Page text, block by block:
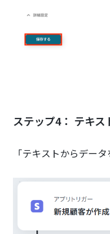
ステップ4： テキ
「テキストからデー